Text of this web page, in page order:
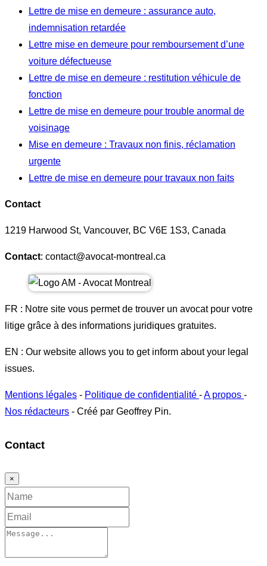
Lettre de mise en demeure : assurance auto,
indemnisation retardée
Lettre mise en demeure pour remboursement d’une
voiture défectueuse
Lettre de mise en demeure : restitution véhicule de
fonction
Lettre de mise en demeure pour trouble anormal de
voisinage
Mise en demeure : Travaux non finis, réclamation
urgente
Lettre de mise en demeure pour travaux non faits
Contact
1219 Harwood St, Vancouver, BC V6E 1S3, Canada
Contact: contact@avocat-montreal.ca
FR : Notre site vous permet de trouver un avocat pour votre
litige grâce à des informations juridiques gratuites.
EN : Our website allows you to get inform about your legal
issues.
Mentions légales - Politique de confidentialité -A propos -
Nos rédacteurs - Créé par Geoffrey Pin.
Contact
×